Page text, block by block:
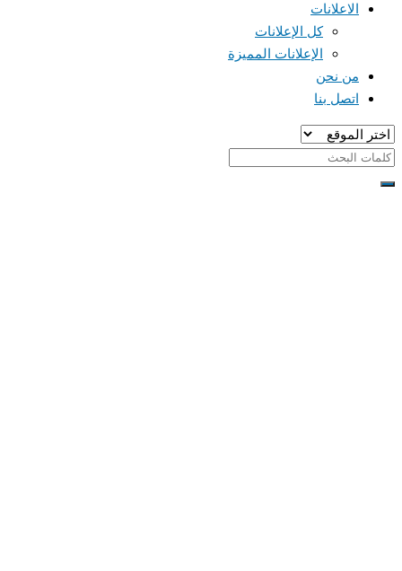
الاعلانات
كل الإعلانات
الإعلانات المميزة
من نحن
اتصل بنا